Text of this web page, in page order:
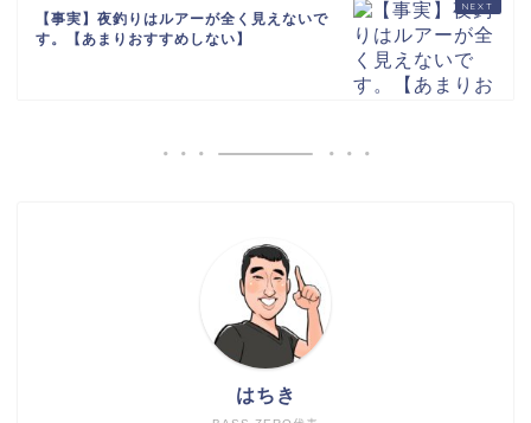
【事実】夜釣りはルアーが全く見えないで
す。【あまりおすすめしない】
はちき